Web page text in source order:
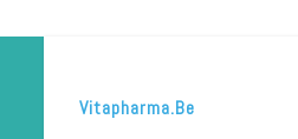
Vitapharma.be